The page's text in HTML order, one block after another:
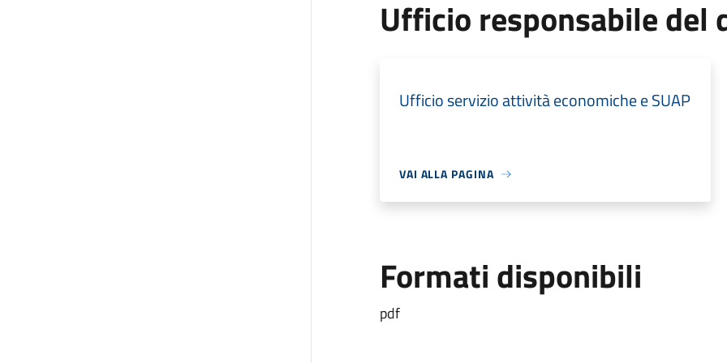
Ufficio responsabile del
Ufficio servizio attività economiche e SUAP
VAI ALLA PAGINA
Formati disponibili
pdf